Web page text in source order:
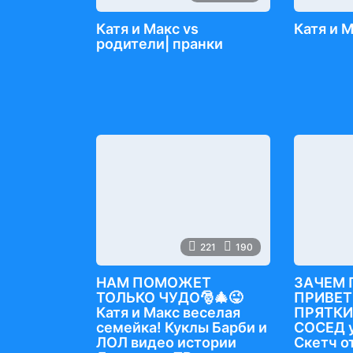
Катя и Макс vs
родители| пранки
Катя и
221 190
НАМ ПОМОЖЕТ
ТОЛЬКО ЧУДО🎅🎄😜
Катя и Макс веселая
семейка! Куклы Барби и
ЛОЛ видео истории
ЗАЧЕМ
СОСЕД
Скетч